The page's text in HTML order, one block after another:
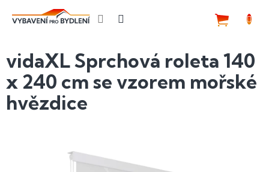
vidaXL Sprchová roleta 140
x 240 cm se vzorem mořské
hvězdice